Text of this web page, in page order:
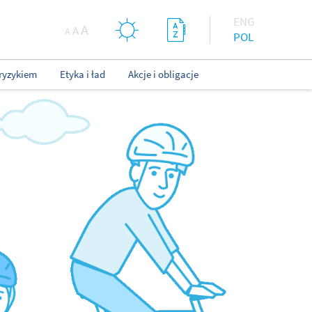
ENG
POL
A AA
Etyka i ład Akcje i obligacje